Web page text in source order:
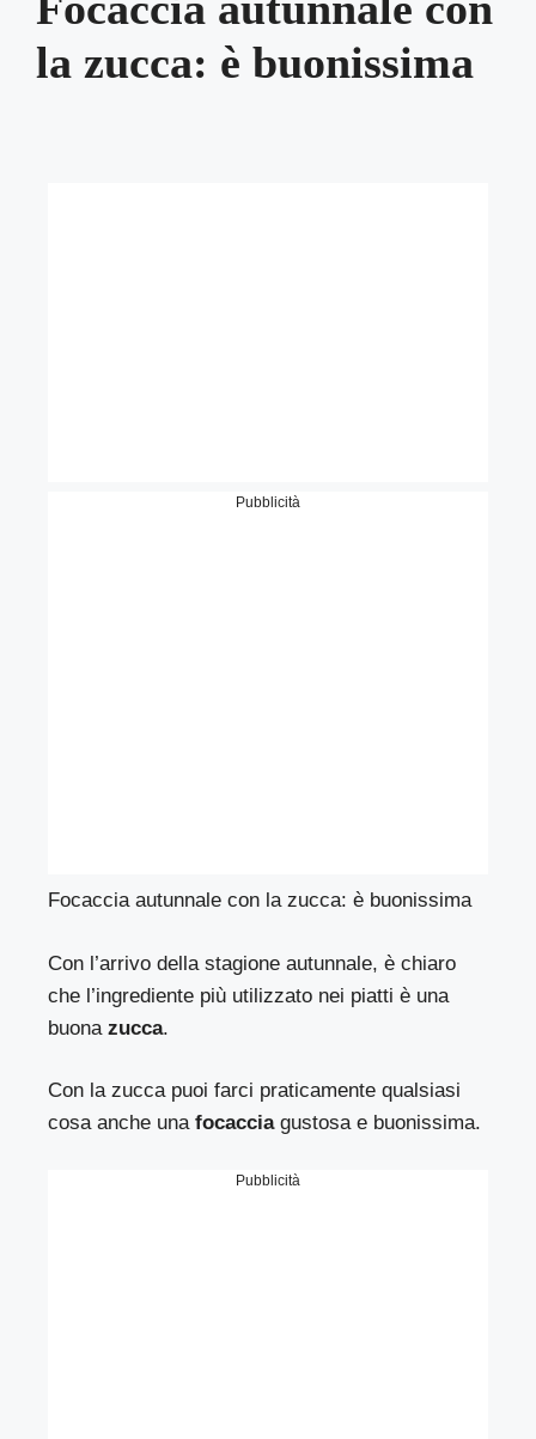
la zucca: è buonissima
Pubblicità
Focaccia autunnale con la zucca: è buonissima
Con l’arrivo della stagione autunnale, è chiaro
che l’ingrediente più utilizzato nei piatti è una
buona zucca.
Con la zucca puoi farci praticamente qualsiasi
cosa anche unafocacciagustosa e buonissima.
Pubblicità